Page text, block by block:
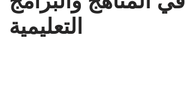
التعليمية